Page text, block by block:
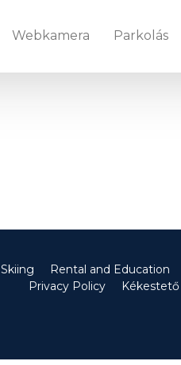
Webkamera Parkolás
Skiing Rental and Education
Privacy Policy